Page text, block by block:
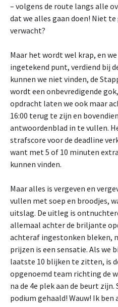
– volgens de route langs alle
dat we alles gaan doen! Niet te
verwacht?
Maar het wordt wel krap, en
ingetekend punt, verdiend bij
kunnen we niet vinden, de
wordt een onbevredigende
opdracht laten we ook maar
16:00 terug te zijn en
antwoordenblad in te vullen.
strafscore voor de deadline
want met 5 of 10 minuten extra
kunnen vinden.
Maar alles is vergeven en
vullen met soep en broodjes,
uitslag. De uitleg is
allemaal achter de briljante
achteraf ingestonken bleken,
prijzen is een sensatie. Als we
laatste 10 blijken te zitten, is
opgenoemd team richting de
na de 4e plek aan de beurt
podium gehaald! Wauw! Ik ben